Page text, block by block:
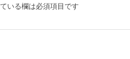
いる欄は必須項目です